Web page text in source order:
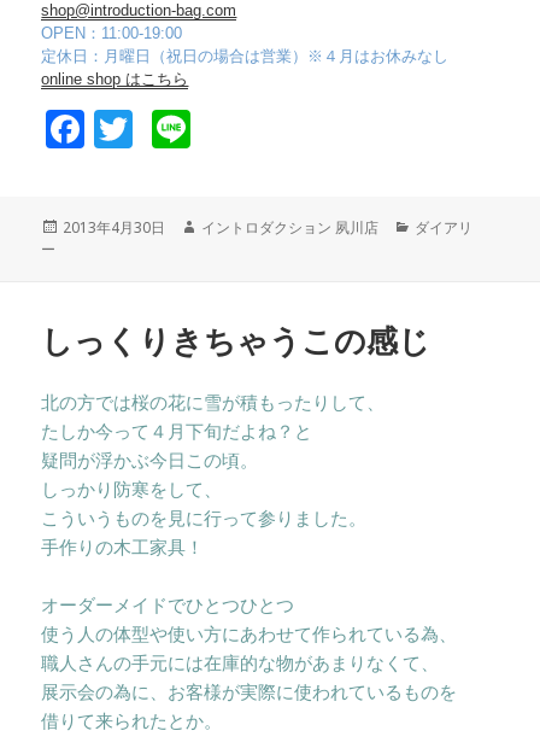
shop@introduction-bag.com
OPEN：11:00-19:00
定休日：月曜日（祝日の場合は営業）※４月はお休みなし
online shop はこちら
F
e
o
k
T
er
投
2013年4月30日
作
イントロダクション 夙川店
カ
ダイアリ
ー
しっくりきちゃうこの感じ
北の方では桜の花に雪が積もったりして、
たしか今って４月下旬だよね？と
疑問が浮かぶ今日この頃。
しっかり防寒をして、
こういうものを見に行って参りました。
手作りの木工家具！
オーダーメイドでひとつひとつ
使う人の体型や使い方にあわせて作られている為、
職人さんの手元には在庫的な物があまりなくて、
展示会の為に、お客様が実際に使われているものを
借りて来られたとか。